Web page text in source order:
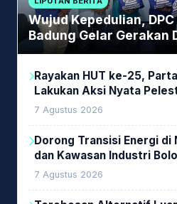
Wujud Kepedulian,
Badung Gelar Gerakan
Rayakan HUT ke-25,
Lakukan Aksi Nyata
7 Agustus 2026
Dorong Transisi Energi di
dan Kawasan Industri
Investasi Woodchip untuk
7 Agustus 2026